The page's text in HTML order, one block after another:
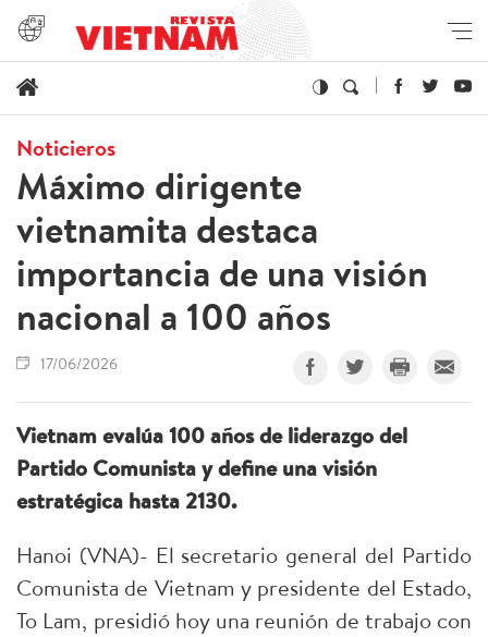
Noticieros
Máximo dirigente
vietnamita destaca
importancia de una visión
nacional a 100 años
17/06/2026
Vietnam evalúa 100 años de liderazgo del
Partido Comunista y define una visión
estratégica hasta 2130.
Hanoi (VNA)- El secretario general del Partido
Comunista de Vietnam y presidente del Estado,
To Lam, presidió hoy una reunión de trabajo con